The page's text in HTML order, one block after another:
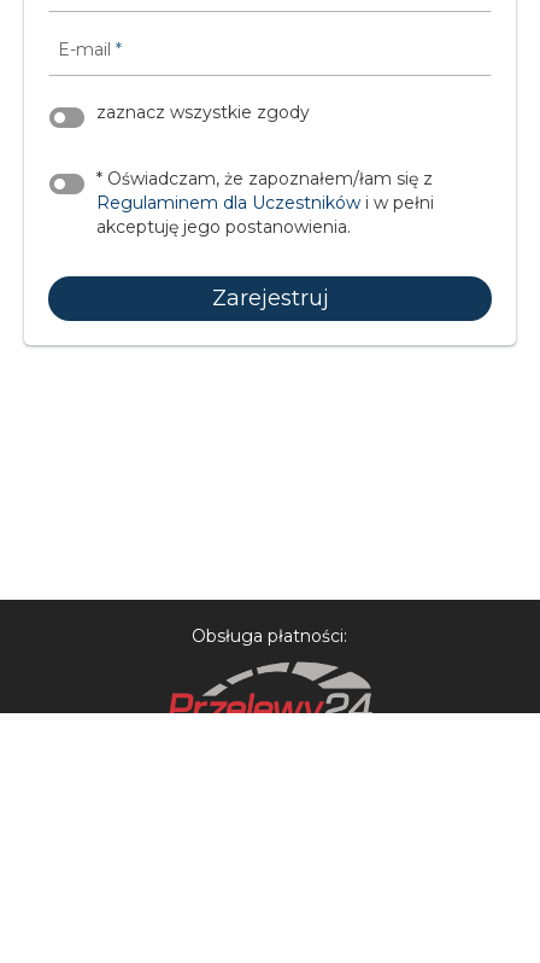
E-mail *
zaznacz wszystkie zgody
* Oświadczam, że zapoznałem/łam się z
Regulaminem dla Uczestników i w pełni
akceptuję jego postanowienia.
Obsługa płatności: